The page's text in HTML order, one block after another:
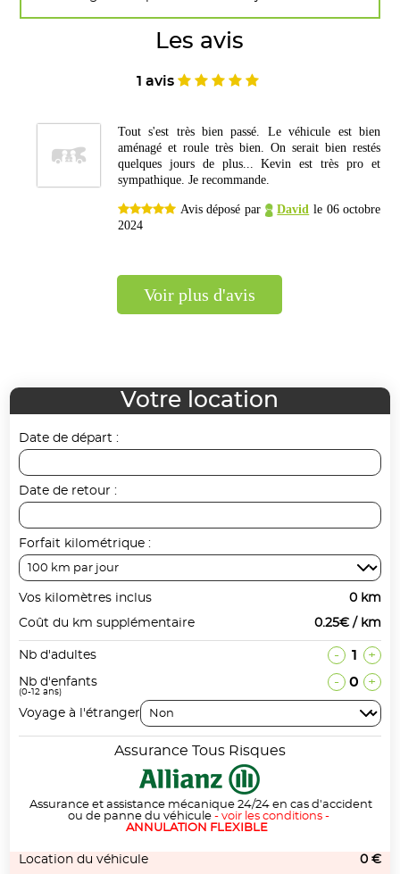
Les avis
1 avis
Tout s'est très bien passé. Le véhicule est bien
aménagé et roule très bien. On serait bien restés
quelques jours de plus... Kevin est très pro et
sympathique. Je recommande.
Avis déposé par David le 06 octobre
2024
voir plus d'avis
Votre location
Date de départ :
Date de retour :
Forfait kilométrique :
Vos kilomètres inclus
0 km
Coût du km supplémentaire
0.25€ / km
Nb d'adultes - 1 +
Nb d'enfants
(0-12 ans)
- 0 +
Voyage à l'étranger
Assurance Tous Risques
Assurance et assistance mécanique 24/24 en cas d'accident
ou de panne du véhicule - voir les conditions-
ANNULATION FLEXIBLE
Location du véhicule
0 €